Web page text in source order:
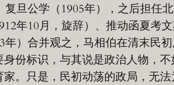
复旦公学（1905年），之后担任
年10月，旋辞）、推动函夏考
年）合并观之，马相伯在清末民
身份标识，与其说是政治人物，不
。只是，民初动荡的政局，无法